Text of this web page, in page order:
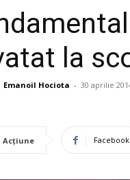
la
Emanoil Hociota - 30 aprilie
Acțiune Facebook